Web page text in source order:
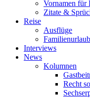
Vornamen für
Zitate &
Reise
Ausflüge
Familienurlaub
Interviews
News
Kolumnen
Recht